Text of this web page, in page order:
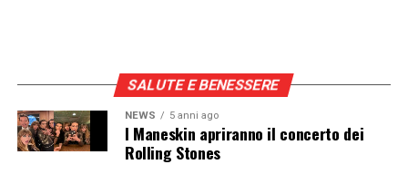
SALUTE E BENESSERE
NEWS 5 anni ago
I Maneskin apriranno il concerto dei
Rolling Stones